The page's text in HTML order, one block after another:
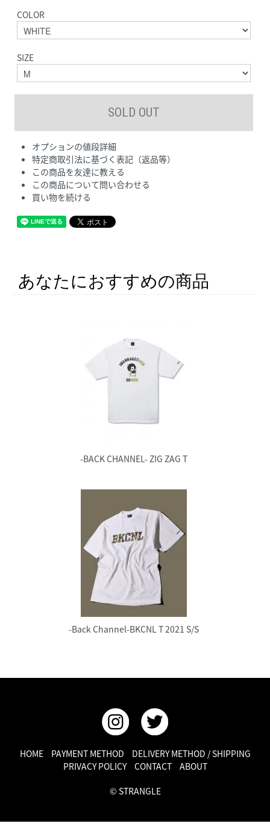
COLOR
SIZE
オプションの値段詳細
特定商取引法に基づく表記（返品等）
この商品を友達に教える
この商品について問い合わせる
買い物を続ける
あなたにおすすめの商品
-BACK CHANNEL- ZIG ZAG T
-Back Channel-BKCNL T 2021 S/S
HOME PAYMENT METHOD
DELIVERY METHOD / SHIPPING
PRIVACY POLICY
CONTACT ABOUT
© STRANGLE